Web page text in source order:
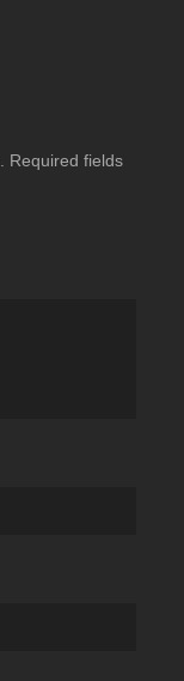
Required fields